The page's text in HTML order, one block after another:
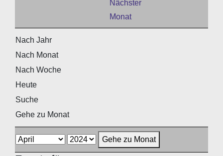
Nach Jahr
Nach Monat
Nach Woche
Heute
Suche
Gehe zu Monat
Gehe zu Monat